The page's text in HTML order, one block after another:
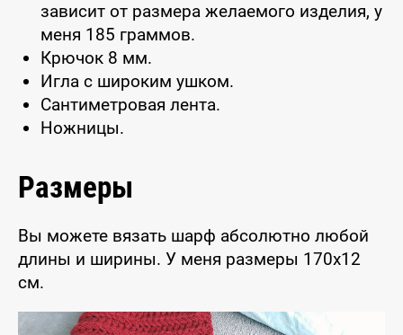
зависит от размера желаемого изделия, у
меня 185 граммов.
Крючок 8 мм.
Игла с широким ушком.
Сантиметровая лента.
Ножницы.
Размеры
Вы можете вязать шарф абсолютно любой
длины и ширины. У меня размеры 170x12
см.